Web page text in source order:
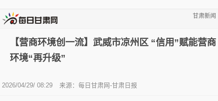
甘肃新闻
【营商环境创一流】武威市凉州区 “信用”赋能营商
环境“再升级”
2026/04/29/ 08:29 来源：每日甘肃网-甘肃日报